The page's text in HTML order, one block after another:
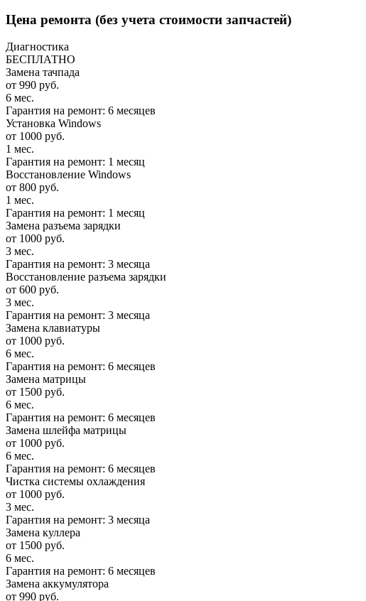
Цена ремонта (без учета стоимости запчастей)
Диагностика
БЕСПЛАТНО
Замена тачпада
от 990 руб.
6 мес.
Гарантия на ремонт: 6 месяцев
Установка Windows
от 1000 руб.
1 мес.
Гарантия на ремонт: 1 месяц
Восстановление Windows
от 800 руб.
1 мес.
Гарантия на ремонт: 1 месяц
Замена разъема зарядки
от 1000 руб.
3 мес.
Гарантия на ремонт: 3 месяца
Восстановление разъема зарядки
от 600 руб.
3 мес.
Гарантия на ремонт: 3 месяца
Замена клавиатуры
от 1000 руб.
6 мес.
Гарантия на ремонт: 6 месяцев
Замена матрицы
от 1500 руб.
6 мес.
Гарантия на ремонт: 6 месяцев
Замена шлейфа матрицы
от 1000 руб.
6 мес.
Гарантия на ремонт: 6 месяцев
Чистка системы охлаждения
от 1000 руб.
3 мес.
Гарантия на ремонт: 3 месяца
Замена куллера
от 1500 руб.
6 мес.
Гарантия на ремонт: 6 месяцев
Замена аккумулятора
от 990 руб.